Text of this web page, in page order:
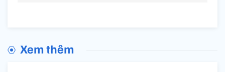
Xem thêm